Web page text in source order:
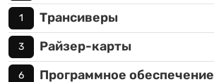
1 Трансиверы
3 Райзер-карты
6 Программное обеспечение